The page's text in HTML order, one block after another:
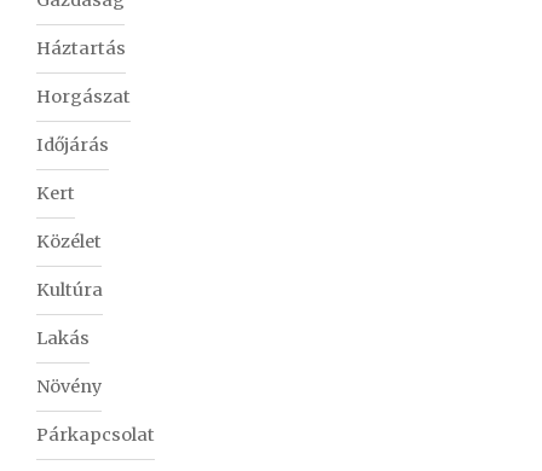
Háztartás
Horgászat
Időjárás
Kert
Közélet
Kultúra
Lakás
Növény
Párkapcsolat